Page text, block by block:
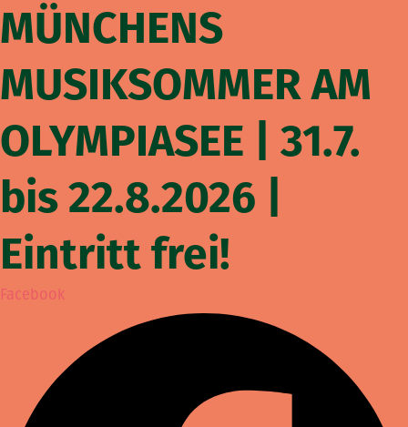
Zum
Inhalt
MÜNCHENS
MUSIKSOMMER AM
OLYMPIASEE | 31.7.
bis 22.8.2026 |
Eintritt frei!
Facebook